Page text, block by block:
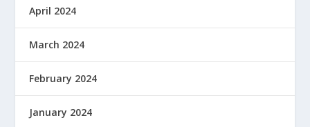
April 2024
March 2024
February 2024
January 2024